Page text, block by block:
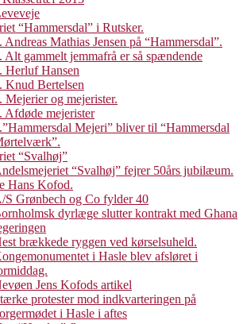
“Hammersdal” i Rutsker.
Andreas Mathias Jensen på “Hammersdal”.
Alt gammelt jemmafrå er så spændende
Herluf Hansen
Knud Bertelsen
Mejerier og mejerister.
Afdøde mejerister
Mejeri” bliver til “Hammersdal
“Svalhøj”
“Svalhøj” fejrer 50års jubilæum.
Hans Kofod.
S Grønbech og Co fylder 40
dyrlæge slutter kontrakt med Ghana
brækkede ryggen ved kørselsuheld.
i Hasle blev afsløret i
Jens Kofods artikel
protester mod indkvarteringen på
i Hasle i aftes